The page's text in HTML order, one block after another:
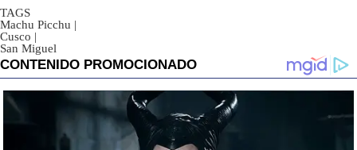
TAGS
Machu Picchu |
Cusco |
San Miguel